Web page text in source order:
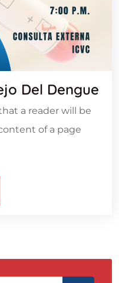
Del Dengue
a reader will be
of a page